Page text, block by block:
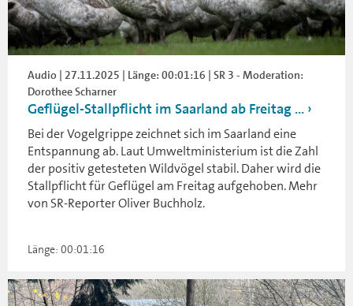
Audio | 27.11.2025 | Länge: 00:01:16 | SR 3 - Moderation:
Dorothee Scharner
Geflügel-Stallpflicht im Saarland ab Freitag ...
Bei der Vogelgrippe zeichnet sich im Saarland eine
Entspannung ab. Laut Umweltministerium ist die Zahl
der positiv getesteten Wildvögel stabil. Daher wird die
Stallpflicht für Geflügel am Freitag aufgehoben. Mehr
von SR-Reporter Oliver Buchholz.
Länge: 00:01:16